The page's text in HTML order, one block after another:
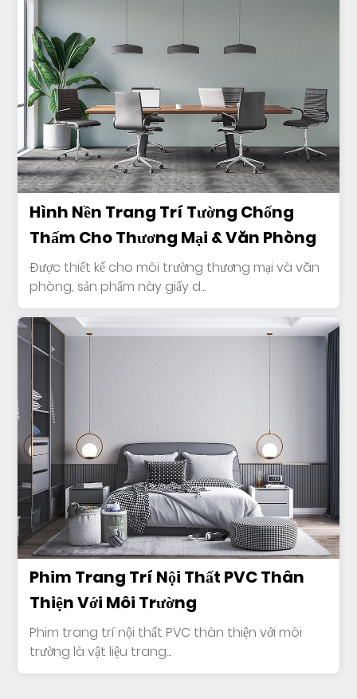
Hình Nền Trang Trí Tường Chống
Thấm Cho Thương Mại & Văn Phòng
Được thiết kế cho môi trường thương mại và văn
phòng, sản phẩm này giấy d...
Phim Trang Trí Nội Thất PVC Thân
Thiện Với Môi Trường
Phim trang trí nội thất PVC thân thiện với môi
trường là vật liệu trang...